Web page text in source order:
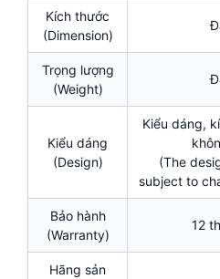
Kích thước
(Dimension)
Trọng lượng
(Weight)
Kiểu dáng
(Design)
Kiểu dáng,
(The
subject to
Bảo hành
(Warranty)
12
Hãng sản